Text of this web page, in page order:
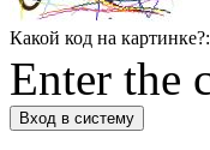
Какой код на картинке?:
Enter the